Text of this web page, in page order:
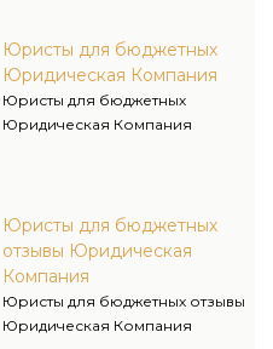
Юристы для бюджетных
Юридическая Компания
Юристы для бюджетных
Юридическая Компания
Юристы для бюджетных
отзывы Юридическая
Компания
Юристы для бюджетных отзывы
Юридическая Компания